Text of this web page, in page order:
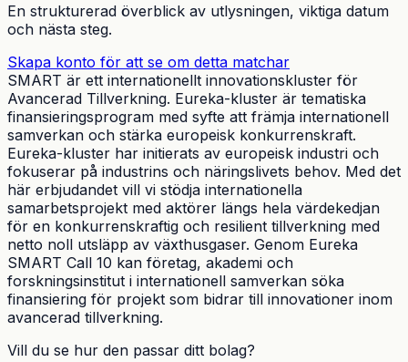
En strukturerad överblick av utlysningen, viktiga datum
och nästa steg.
Skapa konto för att se om detta matchar
SMART är ett internationellt innovationskluster för
Avancerad Tillverkning. Eureka-kluster är tematiska
finansieringsprogram med syfte att främja internationell
samverkan och stärka europeisk konkurrenskraft.
Eureka-kluster har initierats av europeisk industri och
fokuserar på industrins och näringslivets behov. Med det
här erbjudandet vill vi stödja internationella
samarbetsprojekt med aktörer längs hela värdekedjan
för en konkurrenskraftig och resilient tillverkning med
netto noll utsläpp av växthusgaser. Genom Eureka
SMART Call 10 kan företag, akademi och
forskningsinstitut i internationell samverkan söka
finansiering för projekt som bidrar till innovationer inom
avancerad tillverkning.
Vill du se hur den passar ditt bolag?